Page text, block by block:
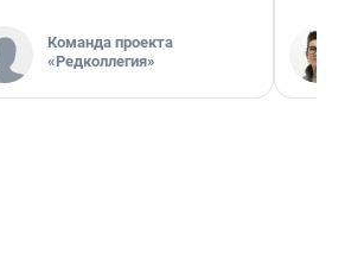
Команда проекта
«Редколлегия»